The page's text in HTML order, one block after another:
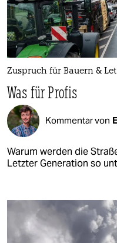
Zuspruch für Bauern &
Was für Profis
Kommentar von
Warum werden die
Letzter Generation so